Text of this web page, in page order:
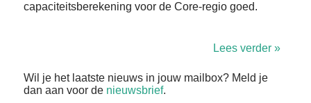
capaciteitsberekening voor de Core-regio goed.
Lees verder »
Wil je het laatste nieuws in jouw mailbox? Meld je
dan aan voor de nieuwsbrief.